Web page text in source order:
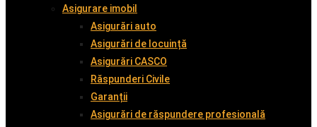
Asigurare imobil
Asigurări auto
Asigurări de locuință
Asigurări CASCO
Răspunderi Civile
Garanții
Asigurări de răspundere profesională